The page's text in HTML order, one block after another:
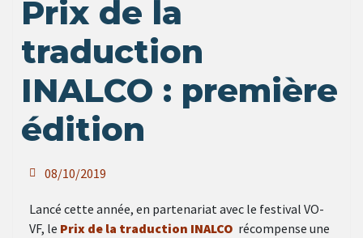
Prix de la
traduction
INALCO : première
édition
08/10/2019
Lancé cette année, en partenariat avec le festival VO-
VF, le Prix de la traduction INALCO récompense une